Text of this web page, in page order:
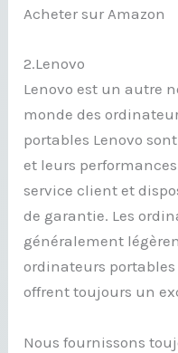
Acheter sur Amazon
2.Lenovo
Lenovo est un autre
monde des
portables Lenovo
et leurs
service client et
de garantie. Les
généralement
ordinateurs
offrent toujours un
Nous fournissons